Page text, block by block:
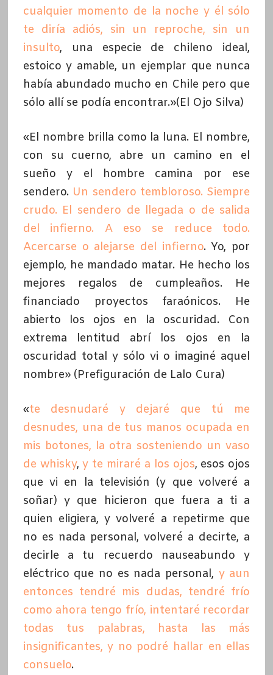
cualquier momento de la noche y él sólo
te diría adiós, sin un reproche, sin un
insulto, una especie de chileno ideal,
estoico y amable, un ejemplar que nunca
había abundado mucho en Chile pero que
sólo allí se podía encontrar.»(El Ojo Silva)
«El nombre brilla como la luna. El nombre,
con su cuerno, abre un camino en el
sueño y el hombre camina por ese
sendero. Un sendero tembloroso. Siempre
crudo. El sendero de llegada o de salida
del infierno. A eso se reduce todo.
Acercarse o alejarse del infierno. Yo, por
ejemplo, he mandado matar. He hecho los
mejores regalos de cumpleaños. He
financiado proyectos faraónicos. He
abierto los ojos en la oscuridad. Con
extrema lentitud abrí los ojos en la
oscuridad total y sólo vi o imaginé aquel
nombre» (Prefiguración de Lalo Cura)
«te desnudaré y dejaré que tú me
desnudes, una de tus manos ocupada en
mis botones, la otra sosteniendo un vaso
de whisky,y te miraré a los ojos, esos ojos
que vi en la televisión (y que volveré a
soñar) y que hicieron que fuera a ti a
quien eligiera, y volveré a repetirme que
no es nada personal, volveré a decirte, a
decirle a tu recuerdo nauseabundo y
eléctrico que no es nada personal, y aun
entonces tendré mis dudas, tendré frío
como ahora tengo frío, intentaré recordar
todas tus palabras, hasta las más
insignificantes, y no podré hallar en ellas
consuelo.